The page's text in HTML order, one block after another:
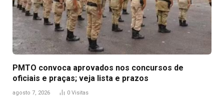
PMTO convoca aprovados nos concursos de
oficiais e praças; veja lista e prazos
agosto 7, 2026 0 Visitas